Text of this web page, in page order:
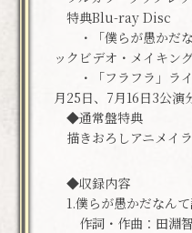
特典Blu-ray Disc
・「僕らが愚かだな
ックビデオ・メイキン
・「フラフラ」ライ
月25日、7月16日3公演
◆通常盤特典
描きおろしアニメイ
◆収録内容
1.僕らが愚かだなん
作詞・作曲：田淵